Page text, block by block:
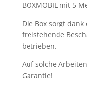
BOXMOBIL mit 5
Die Box sorgt
freistehende
betrieben.
Auf solche
Garantie!